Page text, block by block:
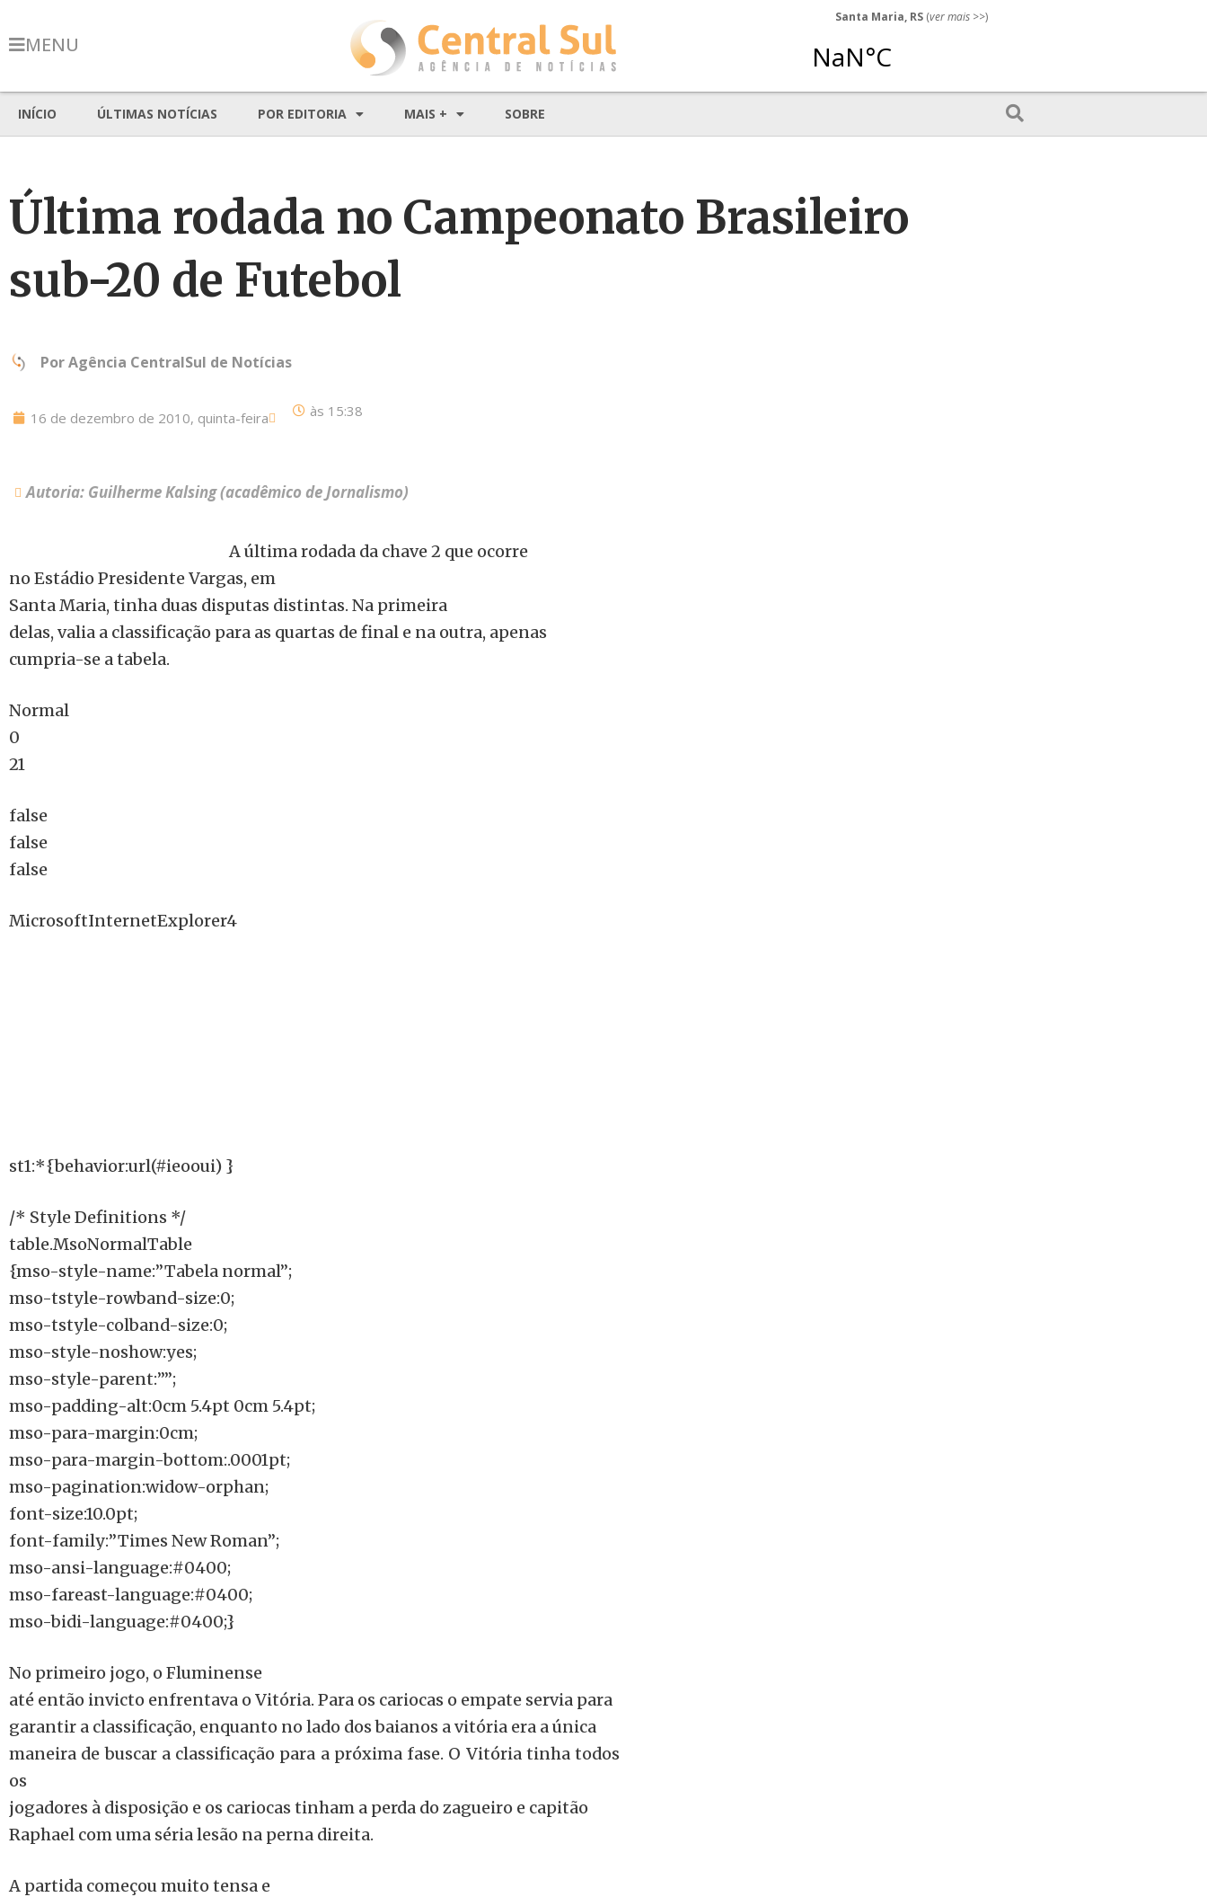
MENU
Santa Maria, RS (ver mais >>)
INÍCIO ÚLTIMAS NOTÍCIAS POR EDITORIA MAIS + SOBRE
Última rodada no Campeonato Brasileiro
sub-20 de Futebol
PorAgência CentralSul de Notícias
16 de dezembro de 2010, quinta-feira às 15:38
Autoria: Guilherme Kalsing (acadêmico de Jornalismo)
A última rodada da chave 2 que ocorre
no Estádio Presidente Vargas, em
Santa Maria, tinha duas disputas distintas. Na primeira
delas, valia a classificação para as quartas de final e na outra, apenas
cumpria-se a tabela.
Normal
0
21
false
false
false
MicrosoftInternetExplorer4
st1:*{behavior:url(#ieooui) }
/* Style Definitions */
table.MsoNormalTable
{mso-style-name:”Tabela normal”;
mso-tstyle-rowband-size:0;
mso-tstyle-colband-size:0;
mso-style-noshow:yes;
mso-style-parent:””;
mso-padding-alt:0cm 5.4pt 0cm 5.4pt;
mso-para-margin:0cm;
mso-para-margin-bottom:.0001pt;
mso-pagination:widow-orphan;
font-size:10.0pt;
font-family:”Times New Roman”;
mso-ansi-language:#0400;
mso-fareast-language:#0400;
mso-bidi-language:#0400;}
No primeiro jogo, o Fluminense
até então invicto enfrentava o Vitória. Para os cariocas o empate servia para
garantir a classificação, enquanto no lado dos baianos a vitória era a única
maneira de buscar a classificação para a próxima fase. O Vitória tinha todos
os
jogadores à disposição e os cariocas tinham a perda do zagueiro e capitão
Raphael com uma séria lesão na perna direita.
A partida começou muito tensa e